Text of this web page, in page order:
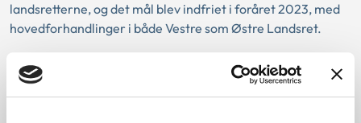
landsretterne, og det mål blev indfriet i foråret 2023, med
hovedforhandlinger i både Vestre som Østre Landsret.
Vi oplever desuden, at der har været stor interesse fra
parter og interessenter på arbejdsskadeområdet i at få
retssagsområdet belyst af data. Det vil sige data om, hvem